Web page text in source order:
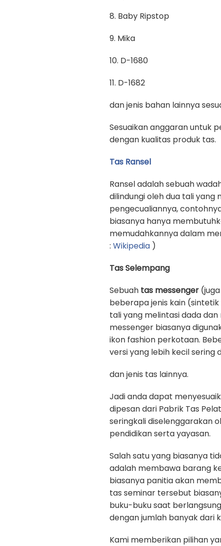
8. Baby Ripstop
9. Mika
10. D-1680
11. D-1682
dan jenis bahan lainnya
Sesuaikan anggaran untuk
dengan kualitas produk tas.
Tas Ransel
Ransel adalah sebuah
dilindungi oleh dua tali
pengecualiannya,
biasanya hanya
memudahkannya dalam
: Wikipedia )
Tas Selempang
Sebuah tas messenger
beberapa jenis kain
tali yang melintasi dada
messenger biasanya
ikon fashion perkotaan.
versi yang lebih kecil sering
dan jenis tas lainnya.
Jadi anda dapat
dipesan dari Pabrik Tas
seringkali diselenggarakan
pendidikan serta yayasan.
Salah satu yang biasanya
adalah membawa barang
biasanya panitia akan
tas seminar tersebut
buku-buku saat
dengan jumlah banyak dari
Kami memberikan pilihan